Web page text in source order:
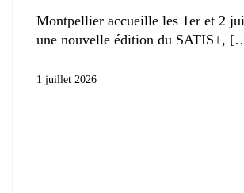
Montpellier accueille les 1er et 2
une nouvelle édition du SATIS+,
1 juillet 2026